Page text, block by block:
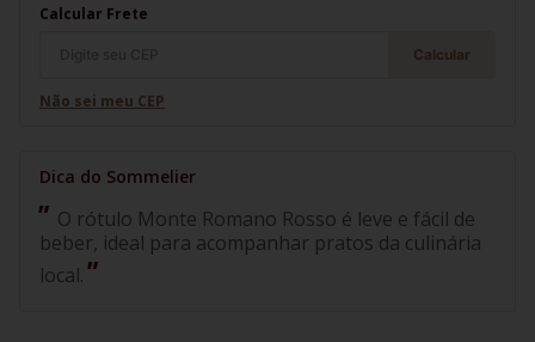
Calcular Frete
Calcular
Não sei meu CEP
O rótulo Monte Romano Rosso é leve e fácil de
beber, ideal para acompanhar pratos da culinária
local.